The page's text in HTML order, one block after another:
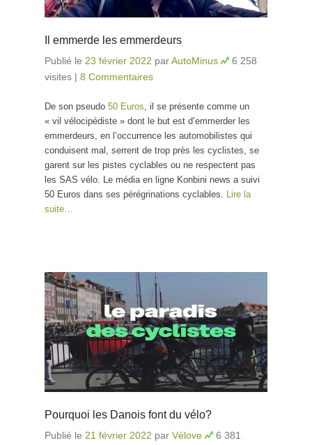
Il emmerde les emmerdeurs
Publié le 23 février 2022 parAutoMinus
6 258
visites | 8 Commentaires
De son pseudo 50 Euros , il se présente comme un
« vil vélocipédiste » dont le but est d’emmerder les
emmerdeurs, en l’occurrence les automobilistes qui
conduisent mal, serrent de trop près les cyclistes, se
garent sur les pistes cyclables ou ne respectent pas
les SAS vélo. Le média en ligne Konbini news a suivi
50 Euros dans ses pérégrinations cyclables. Lire la
suite…
Pourquoi les Danois font du vélo?
Publié le 21 février 2022 par Vélove
6 381